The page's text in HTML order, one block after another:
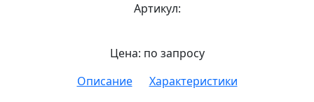
Артикул:
Цена: по запросу
Описание
Характеристики